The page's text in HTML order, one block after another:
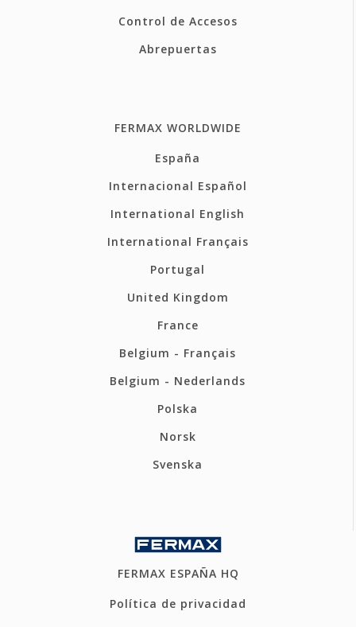
Control de Accesos
Abrepuertas
FERMAX WORLDWIDE
España
Internacional Español
International English
International Français
Portugal
United Kingdom
France
Belgium - Français
Belgium - Nederlands
Polska
Norsk
Svenska
FERMAX ESPAÑA HQ
Política de privacidad